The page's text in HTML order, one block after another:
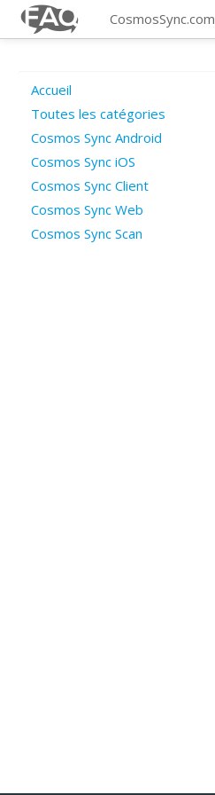
CosmosSync.com
Accueil
Toutes les catégories
Cosmos Sync Android
Cosmos Sync iOS
Cosmos Sync Client
Cosmos Sync Web
Cosmos Sync Scan